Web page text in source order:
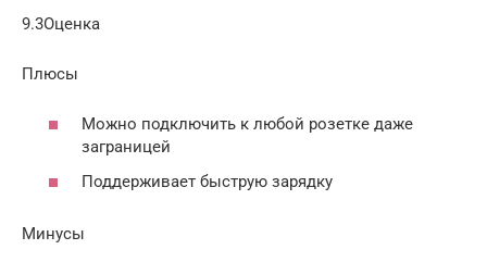
9.3Оценка
Плюсы
Можно подключить к любой розетке даже
заграницей
Поддерживает быструю зарядку
Минусы